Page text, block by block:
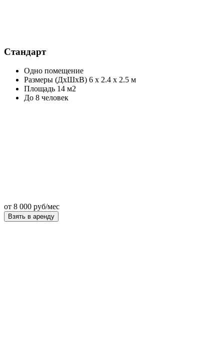
Стандарт
Одно помещение
Размеры (ДхШхВ) 6 х 2.4 х 2.5 м
Площадь 14 м2
До 8 человек
от 8 000 руб/мес
Взять в аренду